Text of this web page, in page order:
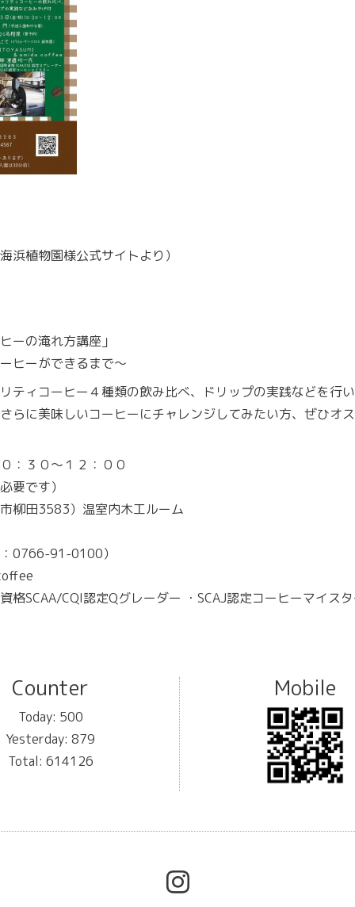
浜植物園様公式サイトより）
ーの淹れ方講座」
ヒーができるまで～
ティコーヒー４種類の飲み比べ、ドリップの実践などを行
らに美味しいコーヒーにチャレンジしてみたい方、ぜひオ
３０～１２：００
要です）
田3583）温室内木工ルーム
0766-91-0100）
CQI認定Qグレーダー ・SCAJ認定コーヒーマイスタ
Counter
Today: 500
Yesterday:879
Total: 614126
Mobile